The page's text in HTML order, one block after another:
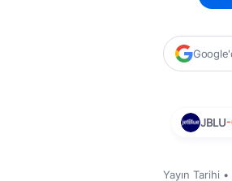
JBLU-
Yayın Tarihi •